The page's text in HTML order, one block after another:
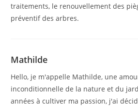
traitements, le renouvellement des
préventif des arbres.
Mathilde
Hello, je m'appelle Mathilde, une
inconditionnelle de la nature et du
années à cultiver ma passion, j'ai